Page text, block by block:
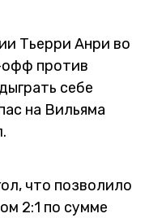
Тьерри Анри во
офф против
себе
на Вильяма
что позволило
2:1 по сумме